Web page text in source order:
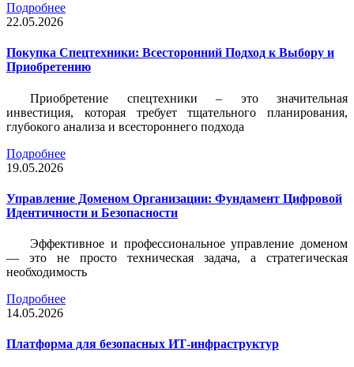
Подробнее
22.05.2026
Покупка Спецтехники: Всесторонний Подход к Выбору и
Приобретению
Приобретение спецтехники – это значительная
инвестиция, которая требует тщательного планирования,
глубокого анализа и всестороннего подхода
Подробнее
19.05.2026
Управление Доменом Организации: Фундамент Цифровой
Идентичности и Безопасности
Эффективное и профессиональное управление доменом
— это не просто техническая задача, а стратегическая
необходимость
Подробнее
14.05.2026
Платформа для безопасных ИТ-инфраструктур